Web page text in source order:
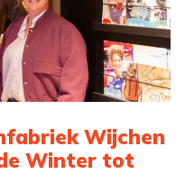
Wijchen
Winter tot